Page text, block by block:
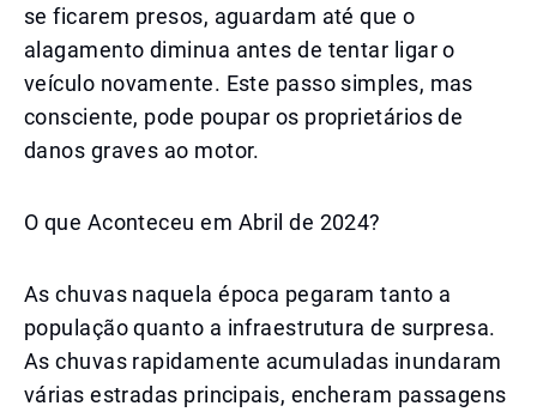
se ficarem presos, aguardam até que o
alagamento diminua antes de tentar ligar o
veículo novamente. Este passo simples, mas
consciente, pode poupar os proprietários de
danos graves ao motor.
O que Aconteceu em Abril de 2024?
As chuvas naquela época pegaram tanto a
população quanto a infraestrutura de surpresa.
As chuvas rapidamente acumuladas inundaram
várias estradas principais, encheram passagens